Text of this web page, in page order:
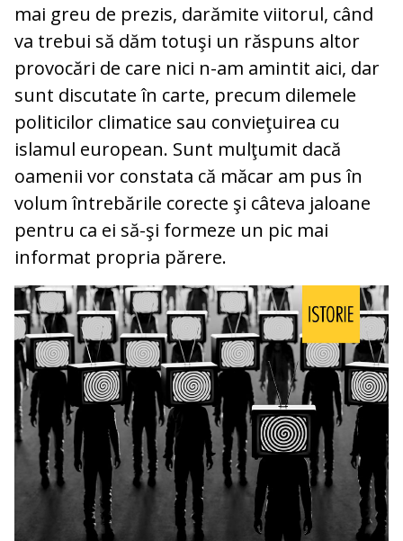
mai greu de prezis, darămite viitorul, când
va trebui să dăm totuşi un răspuns altor
provocări de care nici n-am amintit aici, dar
sunt discutate în carte, precum dilemele
politicilor climatice sau convieţuirea cu
islamul european. Sunt mulţumit dacă
oamenii vor constata că măcar am pus în
volum întrebările corecte şi câteva jaloane
pentru ca ei să-şi formeze un pic mai
informat propria părere.